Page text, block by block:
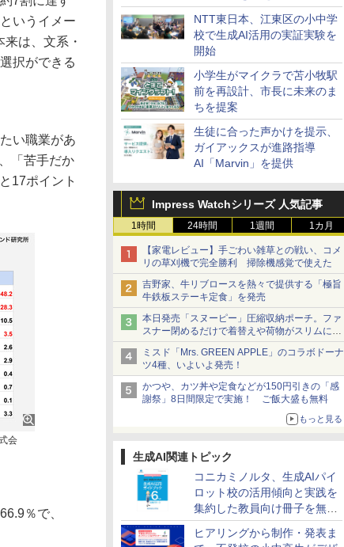
ステーション
NTT東日本、江東区の小中学
校で生成AI活用の実証実験を
開始
小学生がマイクラで苫小牧駅
前を再設計、市長に未来のま
ちを提案
生徒に合った声かけを提示、
ガイアックスが進路指導
AI「Marvin」を提供
Impress Watchシリーズ 人気記事
1時間 24時間 1週間 1カ月
【家電レビュー】手ごわい雑草との戦い、コメ
リの草刈機で完全勝利 掃除機感覚で使えた
吉野家、牛リブロースを熱々で提供する「極旨
牛鉄板ステーキ定食」を発売
本日発売「スヌーピー」圧縮収納ポーチ。ファ
スナー閉めるだけで着替えや荷物がスリムにま
とまる
ミスド「Mrs. GREEN APPLE」のコラボドーナ
ツ4種、いよいよ発売！
かつや、カツ丼や定食などが150円引きの「感
謝祭」8日間限定で実施！ ご飯大盛も無料
もっと見る
生成AI関連トピック
コニカミノルタ、生成AIパイ
ロット校の活用傾向と実践を
集約した教員向け冊子を無料
公開
ヒアリングから制作・発表ま
いうイメー
は、文系・
択ができる
い職業があ
「苦手だか
17ポイント
会
％で、